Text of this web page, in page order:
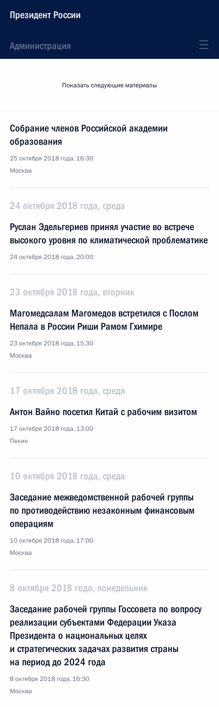
Президент России
Администрация
Показать следующие материалы
Собрание членов Российской академии
образования
25 октября 2018 года, 16:30
Москва
24 октября 2018 года, среда
Руслан Эдельгериев принял участие во встрече
высокого уровня по климатической проблематике
24 октября 2018 года, 20:00
23 октября 2018 года, вторник
Магомедсалам Магомедов встретился с Послом
Непала в России Риши Рамом Гхимире
23 октября 2018 года, 15:30
Москва
17 октября 2018 года, среда
Антон Вайно посетил Китай с рабочим визитом
17 октября 2018 года, 13:00
Пекин
10 октября 2018 года, среда
Заседание межведомственной рабочей группы
по противодействию незаконным финансовым
операциям
10 октября 2018 года, 17:00
Москва
8 октября 2018 года, понедельник
Заседание рабочей группы Госсовета по вопросу
реализации субъектами Федерации Указа
Президента о национальных целях
и стратегических задачах развития страны
на период до 2024 года
8 октября 2018 года, 16:30
Москва